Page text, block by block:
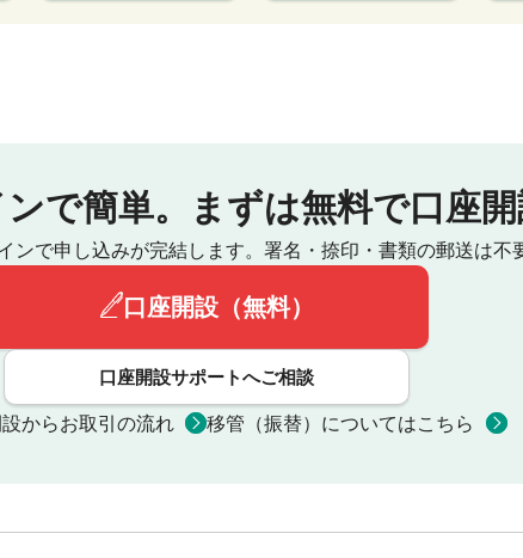
で簡単。 まずは無料で口座
ンで申し込みが完結します。 署名・捺印・書類の郵送は不
口座開設（無料）
口座開設サポートへご相談
からお取引の流れ 移管（振替）についてはこちら